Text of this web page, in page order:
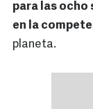
para las ocho
en la
planeta.